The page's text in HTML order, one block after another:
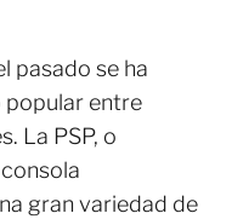
pasado se ha
popular entre
La PSP, o
gran variedad de